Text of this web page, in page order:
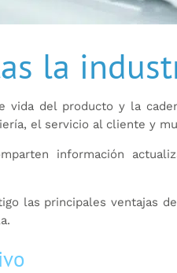
la
vida del producto y la
el servicio al cliente y
información
las principales ventajas